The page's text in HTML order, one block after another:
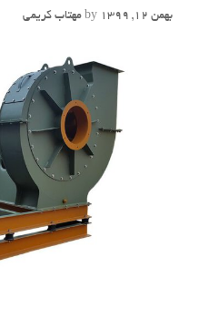
بهمن 12, 1399 by مهتاب کریمی